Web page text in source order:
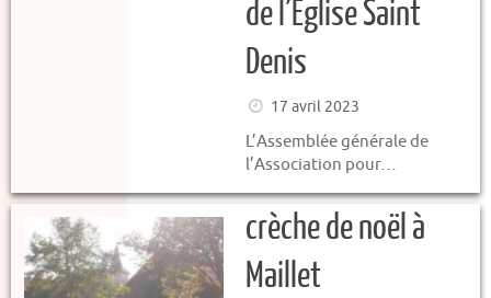
de l’Eglise Saint
Denis
17 avril 2023
L’Assemblée générale de
l’Association pour…
crèche de noël à
Maillet